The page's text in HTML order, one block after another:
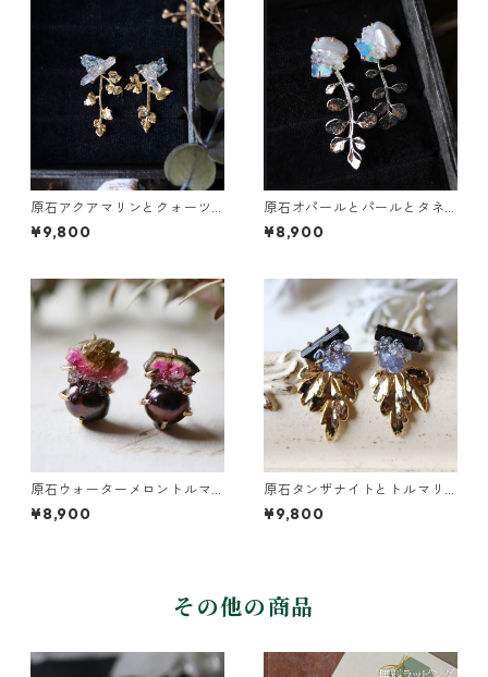
原石アクアマリンとクォーツ
とカニクサの葉ピアス
¥9,800
原石オパールとパールとタネ
ツケバナの葉ピアス
¥8,900
原石ウォーターメロントルマ
リンとパールのピアス
¥8,900
原石タンザナイトとトルマリ
ンとクレマチスの葉ピアス
¥9,800
その他の商品